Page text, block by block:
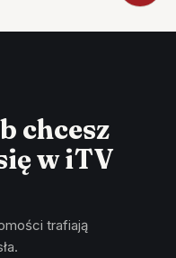
chcesz
w iTV
trafiają